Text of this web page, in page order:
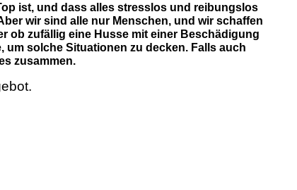
ist, und dass alles stresslos und reibungslos
wir sind alle nur Menschen, und wir schaffen
ob zufällig eine Husse mit einer Beschädigung
solche Situationen zu decken. Falls auch
zusammen.